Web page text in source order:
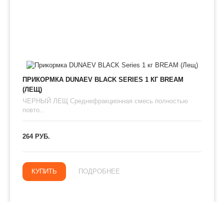
ПРИКОРМКА DUNAEV BLACK SERIES 1 КГ BREAM
(ЛЕЩ)
ЧЕРНЫЙ ЛЕЩ Среднефракционная смесь полностью
повто...
264 РУБ.
КУПИТЬ ПОДРОБНЕЕ